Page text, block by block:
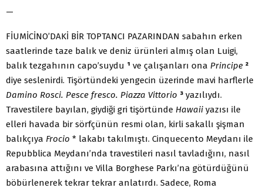
—
FİUMİCİNO’DAKİ BİR TOPTANCI PAZARINDAN sabahın erken
saatlerinde taze balık ve deniz ürünleri almış olan Luigi,
balık tezgahının capo’suydu ¹ ve çalışanları ona Principe ²
diye seslenirdi. Tişörtündeki yengecin üzerinde mavi harflerle
Damino Rosci. Pesce fresco. Piazza Vittorio ³ yazılıydı.
Travestilere bayılan, giydiği gri tişörtünde Hawaii yazısı ile
elleri havada bir sörfçünün resmi olan, kirli sakallı şişman
balıkçıya Frocio * lakabı takılmıştı. Cinquecento Meydanı ile
Repubblica Meydanı’nda travestileri nasıl tavladığını, nasıl
arabasına attığını ve Villa Borghese Parkı’na götürdüğünü
böbürlenerek tekrar tekrar anlatırdı. Sadece, Roma